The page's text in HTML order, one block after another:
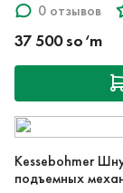
0 отзывов
37 500 so‘m
Kessebohmer
подъемных